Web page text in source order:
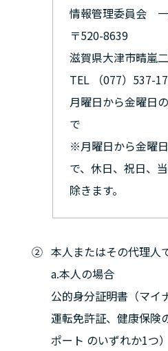
情報管理委員会
〒520-8639
滋賀県大津市晴嵐
TEL （077）537-
月曜日から金曜日
で
※月曜日から金曜
で、休日、祝日、
除きます。
本人またはその代理人
a.本人の場合
公的身分証明書（マイ
運転免許証、健康保険
ポート のいずれか1つ